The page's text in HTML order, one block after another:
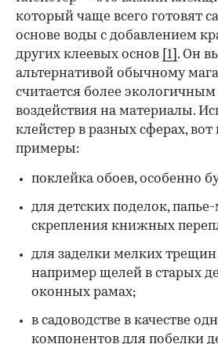
00:00 / 00:00
который чаще всего готовят
основе воды с добавлением
других клеевых основ [1] . Он
альтернативой обычному
считается более
воздействия на материалы.
клейстер в разных сферах,
примеры:
поклейка обоев, особенно
для детских поделок,
скрепления книжных
для заделки мелких трещин
например щелей в старых
оконных рамах;
в садоводстве в качестве
компонентов для побелки